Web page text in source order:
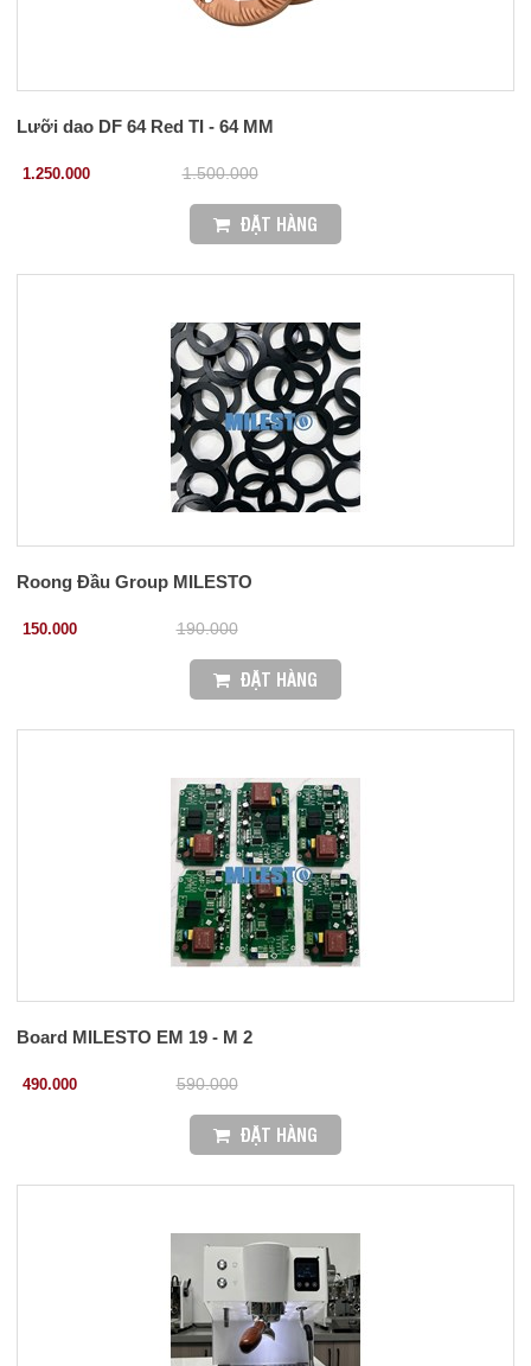
Lưỡi dao DF 64 Red TI - 64 MM
1.250.000 1.500.000
ĐẶT HÀNG
Roong Đầu Group MILESTO
150.000 190.000
ĐẶT HÀNG
Board MILESTO EM 19 - M 2
490.000 590.000
ĐẶT HÀNG